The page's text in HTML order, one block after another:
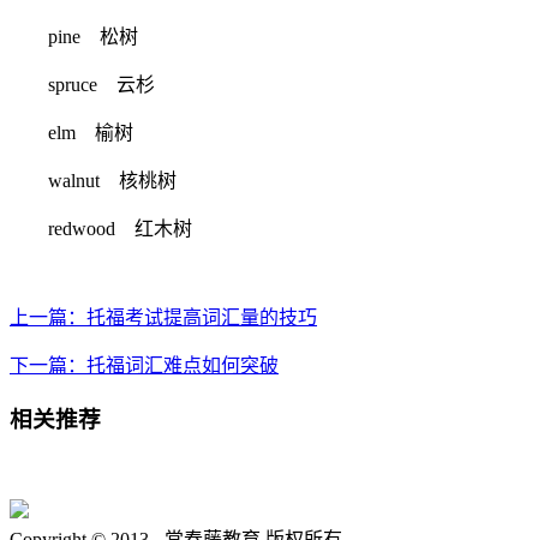
pine 松树
spruce 云杉
elm 榆树
walnut 核桃树
redwood 红木树
上一篇：托福考试提高词汇量的技巧
下一篇：托福词汇难点如何突破
相关推荐